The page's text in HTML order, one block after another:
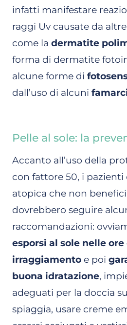
infatti manifestare
raggi Uv causate da
come la dermatite
forma di dermatite
alcune forme di
dall’uso di alcuni
Pelle al sole: la
Accanto all’uso della
con fattore 50, i
atopica che non
dovrebbero seguire
raccomandazioni:
esporsi al sole nelle
irraggiamento e poi
buona idratazione,
adeguati per la doccia
spiaggia, usare creme